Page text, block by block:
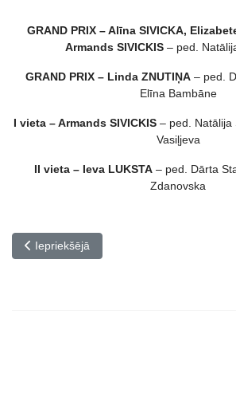
GRAND PRIX – Alīna SIVICKA,
Armands SIVICKIS – ped.
GRAND PRIX – Linda ZNUTIŅA– ped.
Elīna Bambāne
I vieta – Armands SIVICKIS – ped. Natālija
Vasiļjeva
II vieta – Ieva LUKSTA– ped. Dārta
Zdanovska
Iepriekšējais raksts: Ziemas fantāzijas
Iepriekšējā